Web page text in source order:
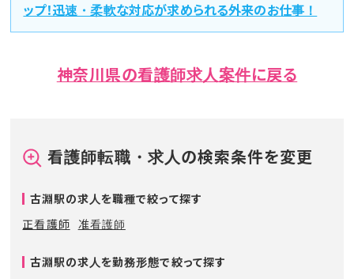
ップ！迅速・柔軟な対応が求められる外来のお仕事！
神奈川県の看護師求人案件に戻る
看護師転職・求人の検索条件を変更
古淵駅の求人を職種で絞って探す
正看護師
准看護師
古淵駅の求人を勤務形態で絞って探す